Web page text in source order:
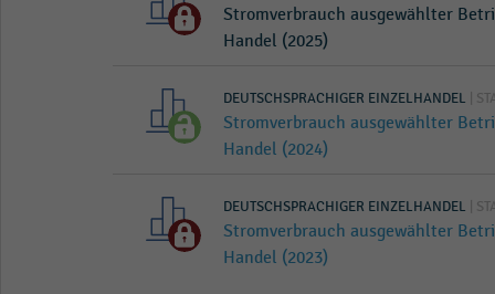
Stromverbrauch ausgewählter
Handel (2025)
DEUTSCHSPRACHIGER EINZELHANDEL |
Stromverbrauch ausgewählter
Handel (2024)
DEUTSCHSPRACHIGER EINZELHANDEL |
Stromverbrauch ausgewählter
Handel (2023)